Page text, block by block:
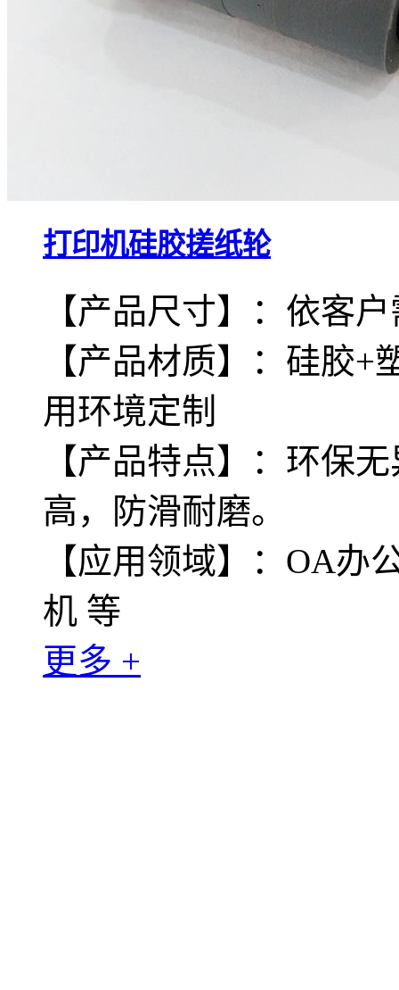
打印机硅胶搓纸轮
【产品尺寸】：依客
【产品材质】：硅胶
用环境定制
【产品特点】：环保
高，防滑耐磨。
【应用领域】：OA办
机 等
更多 +